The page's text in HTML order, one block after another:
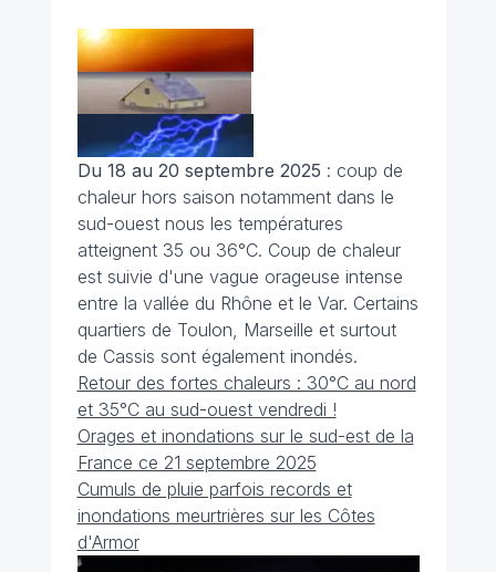
Du 18 au 20 septembre 2025 : coup de
chaleur hors saison notamment dans le
sud-ouest nous les températures
atteignent 35 ou 36°C. Coup de chaleur
est suivie d'une vague orageuse intense
entre la vallée du Rhône et le Var. Certains
quartiers de Toulon, Marseille et surtout
de Cassis sont également inondés.
Retour des fortes chaleurs : 30°C au nord
et 35°C au sud-ouest vendredi !
Orages et inondations sur le sud-est de la
France ce 21 septembre 2025
Cumuls de pluie parfois records et
inondations meurtrières sur les Côtes
d'Armor